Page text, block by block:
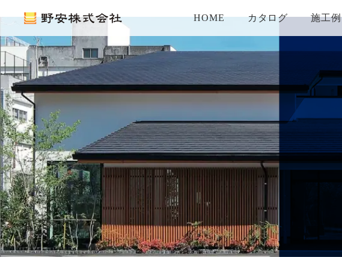
HOME カタログ 施工例